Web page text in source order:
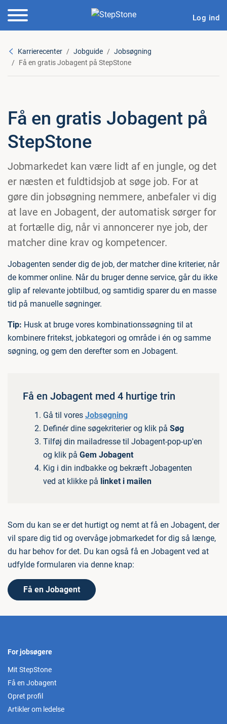
Log ind
Karrierecenter Jobguide
Jobsøgning
Få en gratis Jobagent på StepStone
Få en gratis Jobagent på
StepStone
Jobmarkedet kan være lidt af en jungle, og det
er næsten et fuldtidsjob at søge job. For at
gøre din jobsøgning nemmere, anbefaler vi dig
at lave en Jobagent, der automatisk sørger for
at fortælle dig, når vi annoncerer nye job, der
matcher dine krav og kompetencer.
Jobagenten sender dig de job, der matcher dine kriterier, når
de kommer online. Når du bruger denne service, går du ikke
glip af relevante jobtilbud, og samtidig sparer du en masse
tid på manuelle søgninger.
Tip: Husk at bruge vores kombinationssøgning til at
kombinere fritekst, jobkategori og område i én og samme
søgning, og gem den derefter som en Jobagent.
Få en Jobagent med 4 hurtige trin
Gå til vores Jobsøgning
Definér dine søgekriterier og klik på Søg
Tilføj din mailadresse til Jobagent-pop-up'en
og klik på Gem Jobagent
Kig i din indbakke og bekræft Jobagenten
ved at klikke på linket i mailen
Som du kan se er det hurtigt og nemt at få en Jobagent, der
vil spare dig tid og overvåge jobmarkedet for dig så længe,
du har behov for det. Du kan også få en Jobagent ved at
udfylde formularen via denne knap:
Få en Jobagent
For jobsøgere
Mit StepStone
Få en Jobagent
Opret profil
Artikler om ledelse